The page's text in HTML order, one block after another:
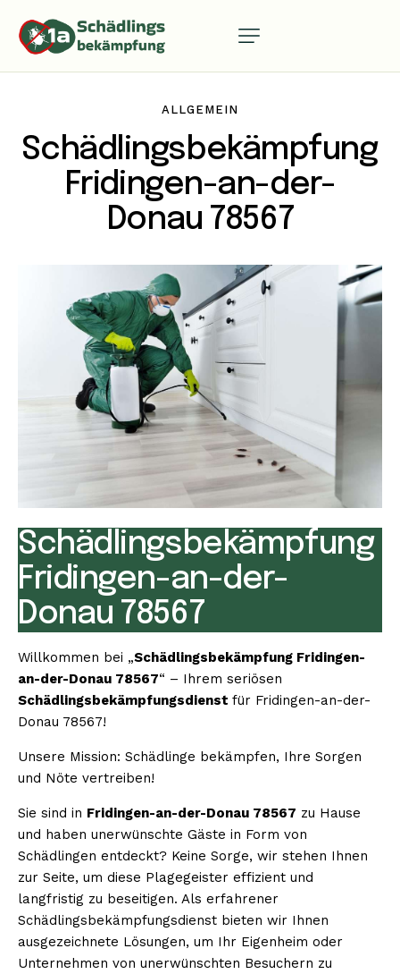
ALLGEMEIN
Schädlingsbekämpfung
Fridingen-an-der-
Donau 78567
Schädlingsbekämpfung
Fridingen-an-der-
Donau 78567
Willkommen bei „Schädlingsbekämpfung Fridingen-
an-der-Donau 78567“ – Ihrem seriösen
Schädlingsbekämpfungsdienst für Fridingen-an-der-
Donau 78567!
Unsere Mission: Schädlinge bekämpfen, Ihre Sorgen
und Nöte vertreiben!
Sie sind in Fridingen-an-der-Donau 78567 zu Hause
und haben unerwünschte Gäste in Form von
Schädlingen entdeckt? Keine Sorge, wir stehen Ihnen
zur Seite, um diese Plagegeister effizient und
langfristig zu beseitigen. Als erfahrener
Schädlingsbekämpfungsdienst bieten wir Ihnen
ausgezeichnete Lösungen, um Ihr Eigenheim oder
Unternehmen von unerwünschten Besuchern zu